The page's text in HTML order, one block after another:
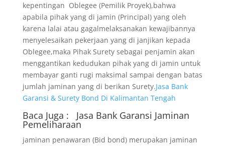
kepentingan Oblegee (Pemilik Proyek),bahwa
apabila pihak yang di jamin (Principal) yang oleh
karena lalai atau gagalmelaksanakan kewajibannya
menyelesaikan pekerjaan yang di janjikan kepada
Oblegee,maka Pihak Surety sebagai penjamin akan
menggantikan kedudukan pihak yang di jamin untuk
membayar ganti rugi maksimal sampai dengan batas
jumlah jaminan yang di berikan Surety.Jasa Bank
Garansi & Surety Bond Di Kalimantan Tengah
Baca Juga : Jasa Bank Garansi Jaminan
Pemeliharaan
jaminan penawaran (Bid bond) merupakan jaminan